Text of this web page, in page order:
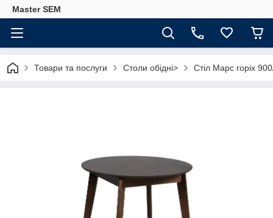
Master SEM
Товари та послуги Столи обідні> Стіл Марс горіх